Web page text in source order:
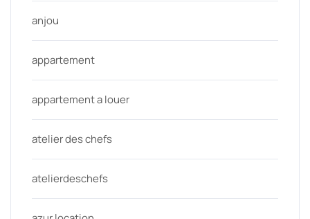
anjou
appartement
appartement a louer
atelier des chefs
atelierdeschefs